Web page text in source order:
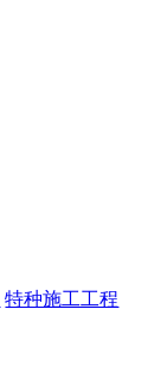
特种施工工程